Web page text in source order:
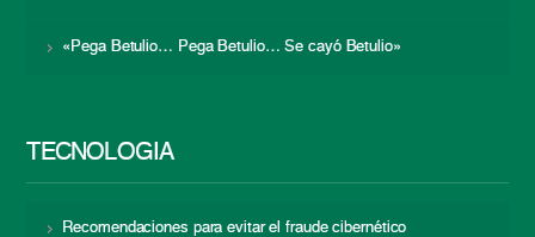
«Pega Betulio… Pega Betulio… Se cayó Betulio»
TECNOLOGÍA
Recomendaciones para evitar el fraude cibernético